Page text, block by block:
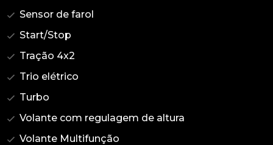
Sensor de farol
Start/Stop
Tração 4x2
Trio elétrico
Turbo
Volante com regulagem de altura
Volante Multifunção